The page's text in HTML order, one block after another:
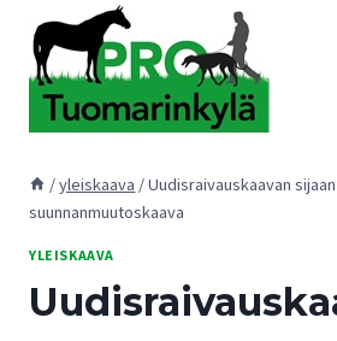
sisältöön
/yleiskaava /Uudisraivauskaavan
suunnanmuutoskaava
YLEISKAAVA